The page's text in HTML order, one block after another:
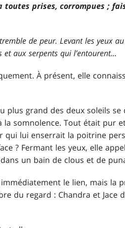
toutes prises, corrompues ;
de peur. Levant les yeux
et aux serpents qui l’entourent…
À présent, elle
plus grand des deux soleils
somnolence. Tout était pur
lui enserrait la poitrine
? Fermant les yeux, elle
un bain de clous et de
le lien, mais la
du regard : Chandra et